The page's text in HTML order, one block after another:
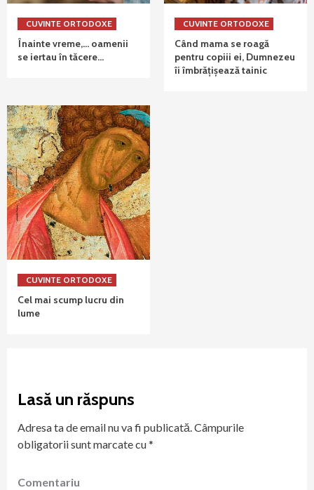
CUVINTE ORTODOXE
Înainte vreme,… oamenii
se iertau în tăcere…
CUVINTE ORTODOXE
Când mama se roagă
pentru copiii ei, Dumnezeu
îi îmbrățișează tainic
CUVINTE ORTODOXE
Cel mai scump lucru din
lume
Lasă un răspuns
Adresa ta de email nu va fi publicată.Câmpurile
obligatorii sunt marcate cu*
Comentariu